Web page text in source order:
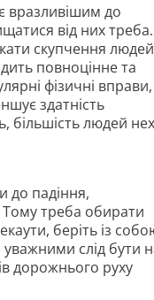
вразливішим до
від них треба.
скупчення
повноцінне та
фізичні вправи,
здатність
більшість людей
до падіння,
треба обирати
беріть із
слід бути
дорожнього руху